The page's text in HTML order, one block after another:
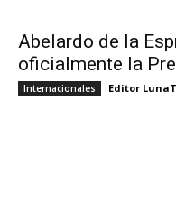
Abelardo de la
oficialmente la
Internacionales Editor